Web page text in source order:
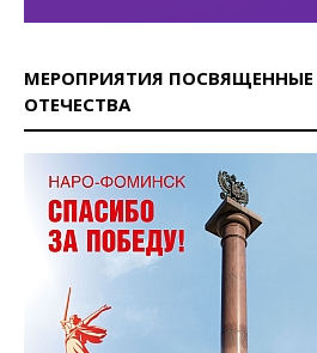
МЕРОПРИЯТИЯ
ОТЕЧЕСТВА